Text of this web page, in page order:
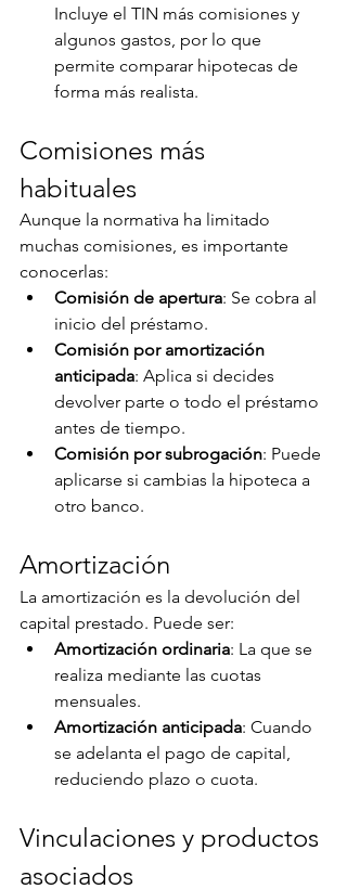
Incluye el TIN más comisiones y
algunos gastos, por lo que
permite comparar hipotecas de
forma más realista.
Comisiones más
habituales
Aunque la normativa ha limitado
muchas comisiones, es importante
conocerlas:
Comisión de apertura: Se cobra al
inicio del préstamo.
Comisión por amortización
anticipada: Aplica si decides
devolver parte o todo el préstamo
antes de tiempo.
Comisión por subrogación: Puede
aplicarse si cambias la hipoteca a
otro banco.
Amortización
La amortización es la devolución del
capital prestado. Puede ser:
Amortización ordinaria: La que se
realiza mediante las cuotas
mensuales.
Amortización anticipada: Cuando
se adelanta el pago de capital,
reduciendo plazo o cuota.
Vinculaciones y productos
asociados